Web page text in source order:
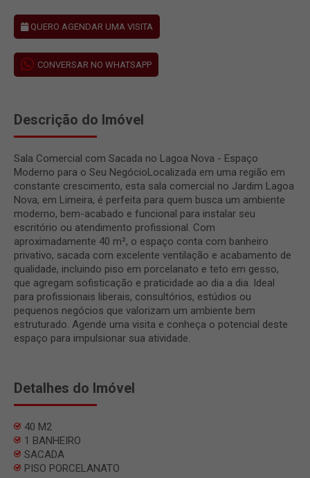
QUERO AGENDAR UMA VISITA
CONVERSAR NO WHATSAPP
Descrição do Imóvel
Sala Comercial com Sacada no Lagoa Nova - Espaço
Moderno para o Seu NegócioLocalizada em uma região em
constante crescimento, esta sala comercial no Jardim Lagoa
Nova, em Limeira, é perfeita para quem busca um ambiente
moderno, bem-acabado e funcional para instalar seu
escritório ou atendimento profissional. Com
aproximadamente 40 m², o espaço conta com banheiro
privativo, sacada com excelente ventilação e acabamento de
qualidade, incluindo piso em porcelanato e teto em gesso,
que agregam sofisticação e praticidade ao dia a dia. Ideal
para profissionais liberais, consultórios, estúdios ou
pequenos negócios que valorizam um ambiente bem
estruturado. Agende uma visita e conheça o potencial deste
espaço para impulsionar sua atividade.
Detalhes do Imóvel
40 M2
1 BANHEIRO
SACADA
PISO PORCELANATO